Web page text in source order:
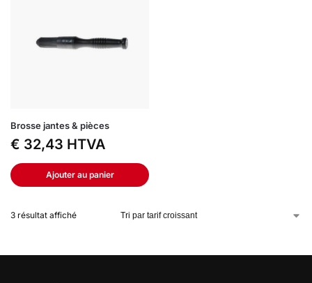
Brosse jantes & pièces
€ 32,43 HTVA
Ajouter au panier
3 résultat affiché